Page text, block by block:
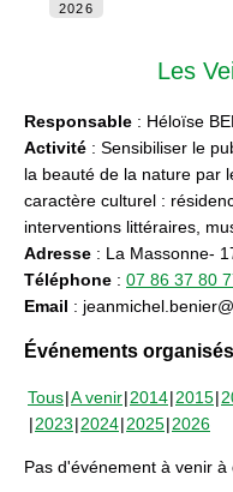
2026
Les
Responsable : Héloïse
Activité : Sensibiliser le
la beauté de la nature par
caractère culturel :
interventions littéraires,
Adresse : La Massonne-
Téléphone : 07 86 37 80
Email :
Événements
Tous A venir 2014 2015
2023 2024 2025 2026
Pas d'événement à venir à